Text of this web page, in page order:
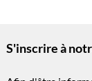
S'inscrire à